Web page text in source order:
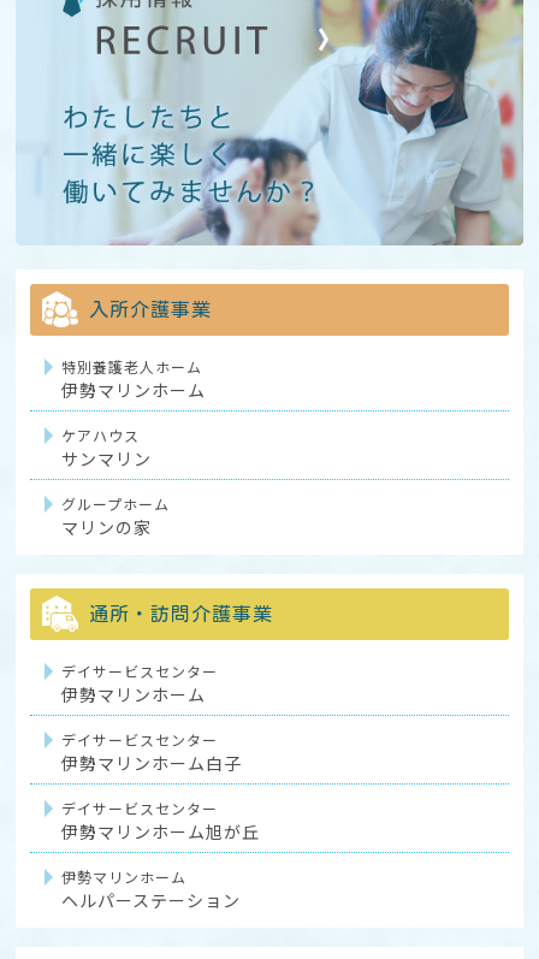
入所介護事業
特別養護老人ホーム
伊勢マリンホーム
ケアハウス
サンマリン
グループホーム
マリンの家
通所・訪問介護事業
デイサービスセンター
伊勢マリンホーム
デイサービスセンター
伊勢マリンホーム白子
デイサービスセンター
伊勢マリンホーム旭が丘
伊勢マリンホーム
ヘルパーステーション